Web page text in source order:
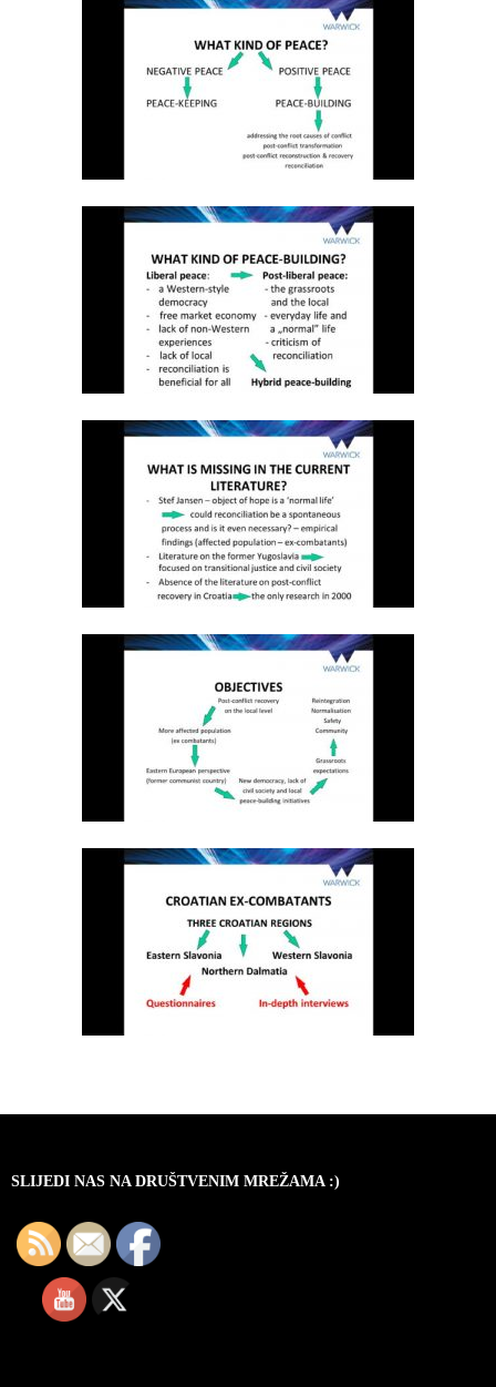
SLIJEDI NAS NA DRUŠTVENIM MREŽAMA :)